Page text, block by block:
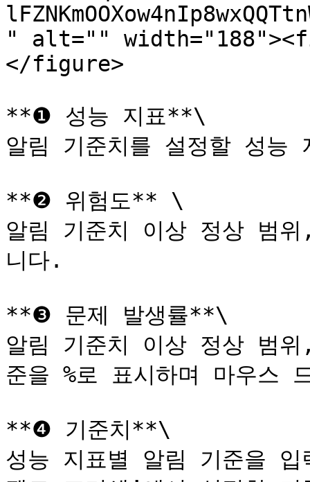
" alt=""
</figure>
**❶ 성능 지표**\
알림 기준치를 설정할 성능
**❷ 위험도** \
알림 기준치 이상 정상 범
니다.
**❸ 문제 발생률**\
알림 기준치 이상 정상 범
준을 %로 표시하며 마우스
**❹ 기준치**\
성능 지표별 알림 기준을